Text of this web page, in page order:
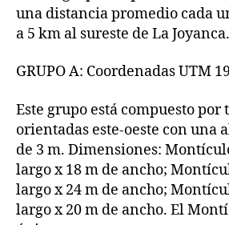
una distancia promedio cada
a 5 km al sureste de La Joyanca.
GRUPO A: Coordenadas UTM
Este grupo está compuesto por
orientadas este-oeste con una
de 3 m. Dimensiones:
largo x 18 m de ancho;
largo x 24 m de ancho;
largo x 20 m de ancho. El